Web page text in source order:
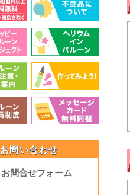
お問い合わせ
お問合せフォーム